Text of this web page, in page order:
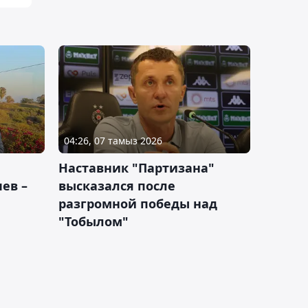
–
04:26, 07 тамыз 2026
Наставник "Партизана"
высказался после
разгромной победы над
"Тобылом"